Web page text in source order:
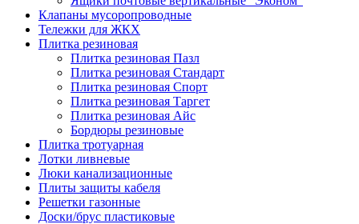
Клапаны мусоропроводные
Тележки для ЖКХ
Плитка резиновая
Плитка резиновая Пазл
Плитка резиновая Стандарт
Плитка резиновая Спорт
Плитка резиновая Таргет
Плитка резиновая Айс
Бордюры резиновые
Плитка тротуарная
Лотки ливневые
Люки канализационные
Плиты защиты кабеля
Решетки газонные
Доски/брус пластиковые